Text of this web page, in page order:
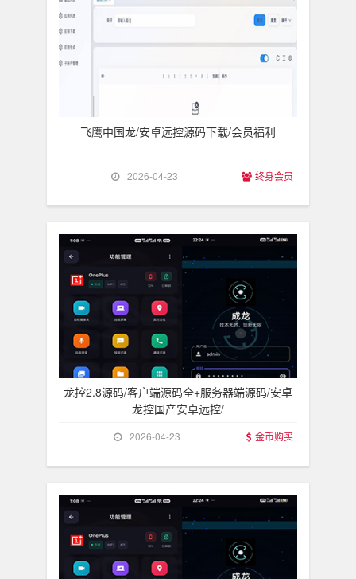
飞鹰中国龙/安卓远控源码下载/会员福利
2026-04-23 终身会员
龙控2.8源码/客户端源码全+服务器端源码/安卓
龙控国产安卓远控/
2026-04-23 金币购买